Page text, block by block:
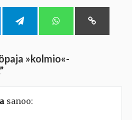
»kolmio«-
”
sanoo: